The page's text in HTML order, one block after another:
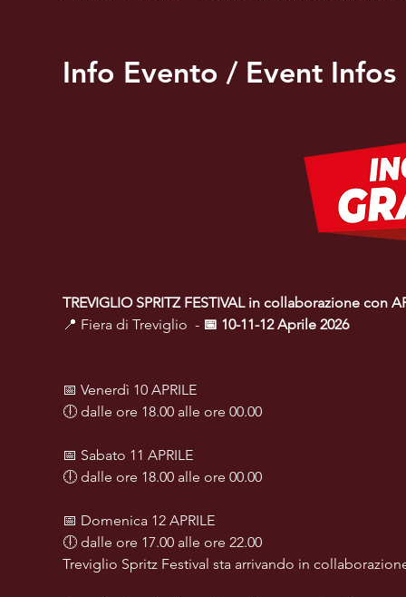
Info Evento / Event Infos
TREVIGLIO SPRITZ FESTIVAL in collaborazione con
📍 Fiera di Treviglio  - 📅 10-11-12 Aprile 2026
📅 Venerdì 10 APRILE
🕕 dalle ore 18.00 alle ore 00.00
📅 Sabato 11 APRILE
🕕 dalle ore 18.00 alle ore 00.00
📅 Domenica 12 APRILE
🕕 dalle ore 17.00 alle ore 22.00
Treviglio Spritz Festival sta arrivando in